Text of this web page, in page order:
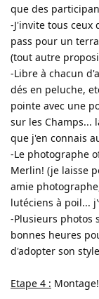
que des
-J'invite tous
pass pour un
(tout autre
-Libre à chacun
dés en peluche,
pointe avec une
sur les Champs...
que j'en connais
-Le photographe
Merlin! (je laisse
amie
lutéciens à poil...
-Plusieurs photos
bonnes heures
d'adopter son
Etape 4 : Montage!